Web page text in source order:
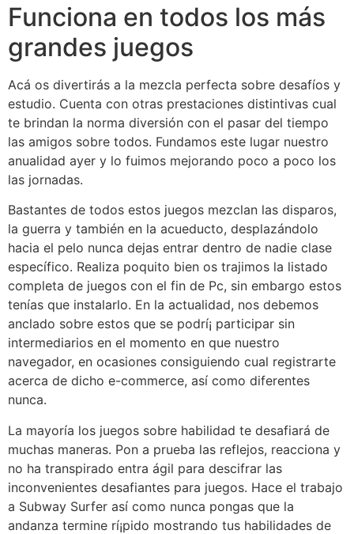
Funciona en todos los más
grandes juegos
Acá os divertirás a la mezcla perfecta sobre desafíos y
estudio. Cuenta con otras prestaciones distintivas cual
te brindan la norma diversión con el pasar del tiempo
las amigos sobre todos. Fundamos este lugar nuestro
anualidad ayer y lo fuimos mejorando poco a poco los
las jornadas.
Bastantes de todos estos juegos mezclan las disparos,
la guerra y también en la acueducto, desplazándolo
hacia el pelo nunca dejas entrar dentro de nadie clase
específico. Realiza poquito bien os trajimos la listado
completa de juegos con el fin de Pc, sin embargo estos
tenías que instalarlo. En la actualidad, nos debemos
anclado sobre estos que se podrí¡ participar sin
intermediarios en el momento en que nuestro
navegador, en ocasiones consiguiendo cual registrarte
acerca de dicho e-commerce, así­ como diferentes
nunca.
La mayorí­a los juegos sobre habilidad te desafiará de
muchas maneras. Pon a prueba las reflejos, reacciona y
no ha transpirado entra ágil para descifrar las
inconvenientes desafiantes para juegos. Hace el trabajo
a Subway Surfer así­ como nunca pongas que la
andanza termine rí¡pido mostrando tus habilidades de